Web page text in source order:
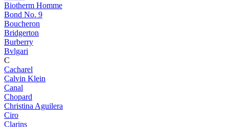
Biotherm Homme
Bond No. 9
Boucheron
Bridgerton
Burberry
Bvlgari
C
Cacharel
Calvin Klein
Canal
Chopard
Christina Aguilera
Ciro
Clarins